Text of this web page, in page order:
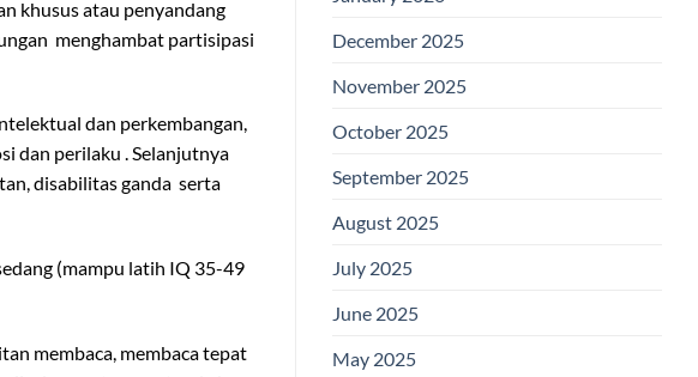
khusus atau penyandang
menghambat partisipasi
dan perkembangan,
dan perilaku . Selanjutnya
disabilitas ganda serta
(mampu latih IQ 35-49
membaca, membaca tepat
December 2025
November 2025
October 2025
September 2025
August 2025
July 2025
June 2025
May 2025